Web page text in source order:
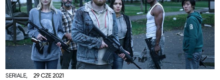
SERIALE, 29 CZE 2021